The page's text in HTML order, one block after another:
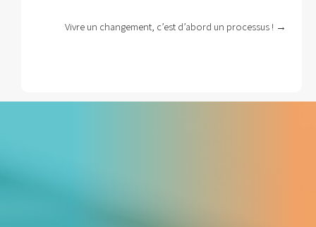
Vivre un changement, c’est d’abord un processus ! →